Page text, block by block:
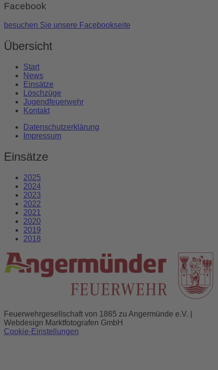
Facebook
besuchen Sie unsere Facebookseite
Übersicht
Start
News
Einsätze
Löschzüge
Jugendfeuerwehr
Kontakt
Datenschutzerklärung
Impressum
Einsätze
2025
2024
2023
2022
2021
2020
2019
2018
Feuerwehrgesellschaft von 1865 zu Angermünde e.V. |
Webdesign Marktfotografen GmbH
Cookie-Einstellungen